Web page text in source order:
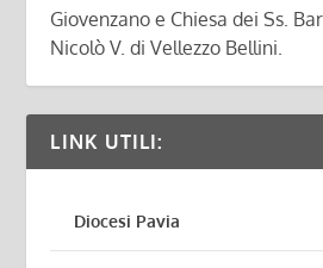
Giovenzano e Chiesa dei Ss.
Nicolò V. di Vellezzo Bellini.
LINK UTILI:
Diocesi Pavia